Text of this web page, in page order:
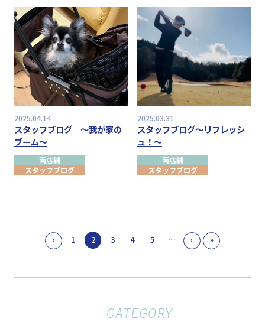
2025.04.14
スタッフブログ ～我が家の
ブーム～
両店舗
スタッフブログ
2025.03.31
スタッフブログ～リフレッシ
ュ！～
両店舗
スタッフブログ
‹ 1 2 3 4 5 … › »
CATEGORY